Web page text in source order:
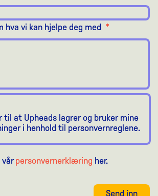
hva vi kan hjelpe deg med *
til at Upheads lagrer og bruker mine
i henhold til personvernreglene.
vårpersonvernerklæring her.
Send inn